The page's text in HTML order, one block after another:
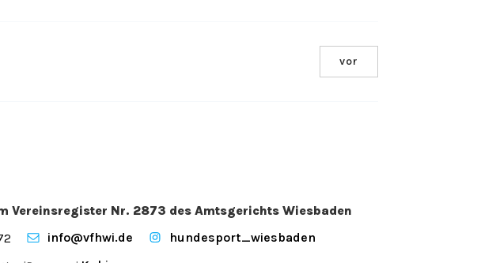
vor
Vereinsregister Nr. 2873 des Amtsgerichts Wiesbaden
info@vfhwi.de hundesport_wiesbaden